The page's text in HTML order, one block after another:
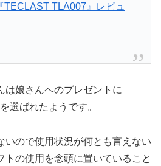
TECLAST TLA007』レビュ
は娘さんへのプレゼントに
選ばれたようです。
いので使用状況が何とも言えない
トの使用を念頭に置いていること